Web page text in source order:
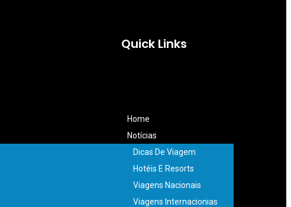
Quick Links
Home
Notícias
Dicas De Viagem
Hotéis E Resorts
Viagens Nacionais
Viagens Internacionias